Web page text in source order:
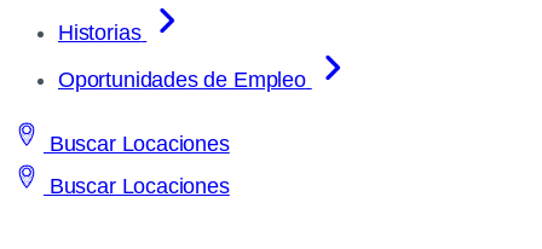
Historias
Oportunidades de Empleo
Buscar Locaciones
Buscar Locaciones